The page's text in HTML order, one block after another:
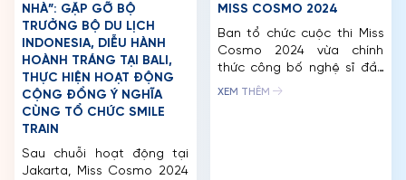
NHÀ”: GẶP GỠ BỘ
TRƯỞNG BỘ DU LỊCH
INDONESIA, DIỄU HÀNH
HOÀNH TRÁNG TẠI BALI,
THỰC HIỆN HOẠT ĐỘNG
CỘNG ĐỒNG Ý NGHĨA
CÙNG TỔ CHỨC SMILE
TRAIN
Sau chuỗi hoạt động tại
Jakarta, Miss Cosmo 2024
MISS COSMO 2024
Ban tổ chức cuộc thi Miss
Cosmo 2024 vừa chính
thức công bố nghệ sĩ đầu
tiên sẽ tham gia biểu diễn
XEM THÊM